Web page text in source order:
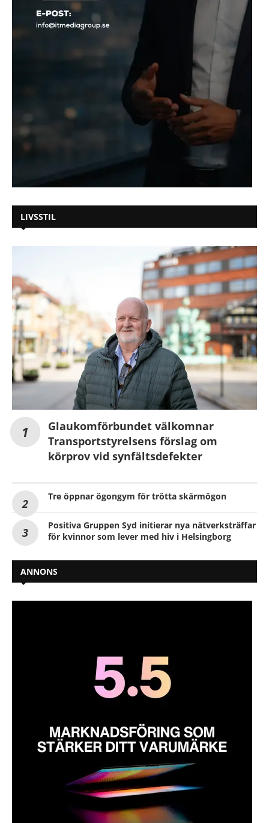
LIVSSTIL
Glaukomförbundet välkomnar
Transportstyrelsens förslag om
körprov vid synfältsdefekter
Tre öppnar ögongym för trötta skärmögon
Positiva Gruppen Syd initierar nya nätverksträffar
för kvinnor som lever med hiv i Helsingborg
ANNONS